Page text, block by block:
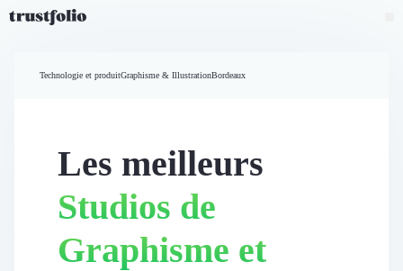
Widgets d'avis
Partage d’avis multicanal
Vidéo de témoignage
Accueil
Technologie et produitGraphisme & IllustrationBordeaux
Les meilleurs
Studios de
Graphisme et